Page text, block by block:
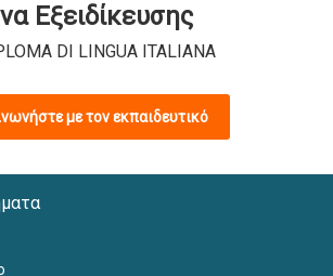
Εξειδίκευσης
DI LINGUA ITALIANA
με τον εκπαιδευτικό